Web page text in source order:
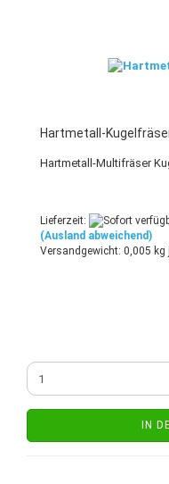
Hartmetall-
Hartmetall-Multifräser
Lieferzeit:
(Ausland abweichend)
Versandgewicht: 0,005 kg
IN